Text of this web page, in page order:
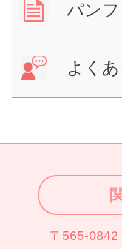
パン
よく
〒565-